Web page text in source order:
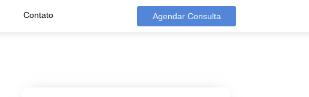
Contato Agendar Consulta